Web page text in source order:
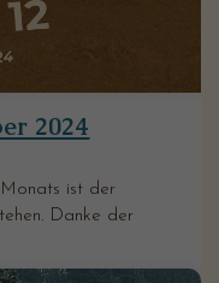
2024
ist der
Danke der